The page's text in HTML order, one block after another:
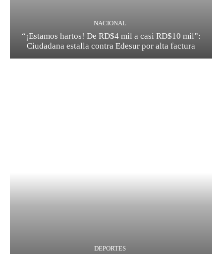
NACIONAL
“¡Estamos hartos! De RD$4 mil a casi RD$10 mil”:
Ciudadana estalla contra Edesur por alta factura
DEPORTES